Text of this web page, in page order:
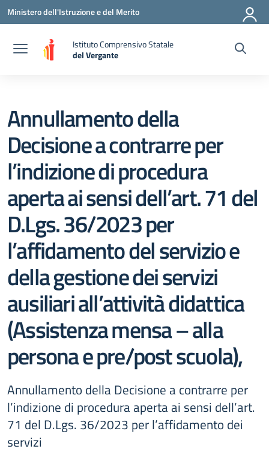
Vai ai contenuti
Vai al menu di navigazione
Vai al footer
Ministero dell'Istruzione e del Merito
Istituto Comprensivo Statale
del Vergante
— Visita la pagina iniziale della scuola
Annullamento della
Decisione a contrarre per
l’indizione di procedura
aperta ai sensi dell’art. 71 del
D.Lgs. 36/2023 per
l’affidamento del servizio e
della gestione dei servizi
ausiliari all’attività didattica
(Assistenza mensa – alla
persona e pre/post scuola),
Annullamento della Decisione a contrarre per
l’indizione di procedura aperta ai sensi dell’art.
71 del D.Lgs. 36/2023 per l’affidamento dei
servizi